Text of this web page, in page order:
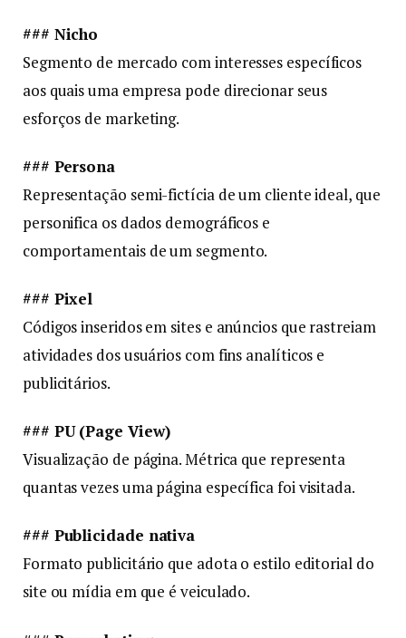
### Nicho
Segmento de mercado com interesses específicos
aos quais uma empresa pode direcionar seus
esforços de marketing.
### Persona
Representação semi-fictícia de um cliente ideal, que
personifica os dados demográficos e
comportamentais de um segmento.
### Pixel
Códigos inseridos em sites e anúncios que rastreiam
atividades dos usuários com fins analíticos e
publicitários.
### PU (Page View)
Visualização de página. Métrica que representa
quantas vezes uma página específica foi visitada.
### Publicidade nativa
Formato publicitário que adota o estilo editorial do
site ou mídia em que é veiculado.